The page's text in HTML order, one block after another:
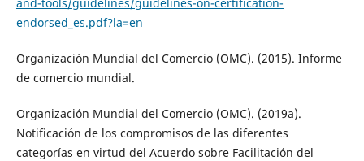
endorsed_es.pdf?la=en
Organización Mundial del Comercio (OMC). (2015). Informe
de comercio mundial.
Organización Mundial del Comercio (OMC). (2019a).
Notificación de los compromisos de las diferentes
categorías en virtud del Acuerdo sobre Facilitación del